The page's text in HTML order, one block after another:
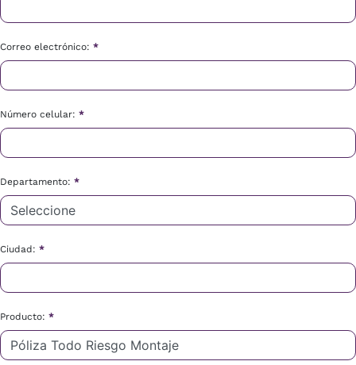
Correo electrónico: *
Número celular: *
Departamento: *
Ciudad: *
Producto: *